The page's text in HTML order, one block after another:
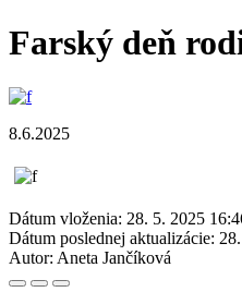
Farský deň
8.6.2025
Dátum vloženia: 28. 5. 2025
Dátum poslednej aktualizácie:
Autor: Aneta Jančíková